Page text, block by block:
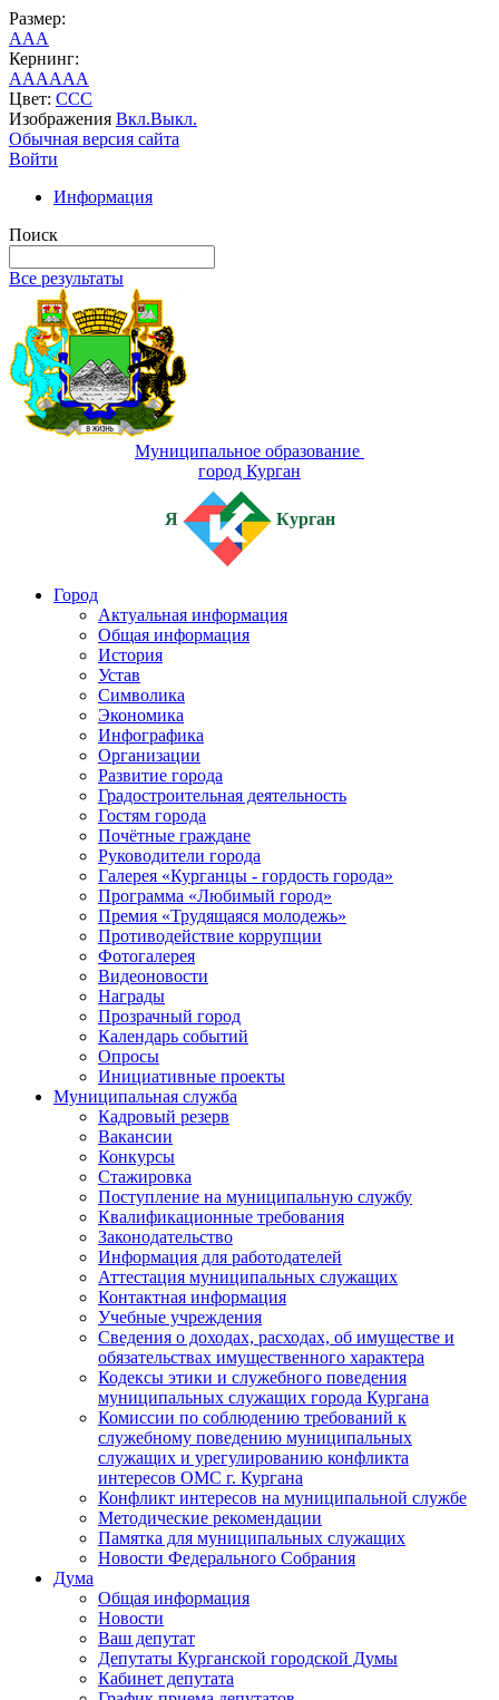
Размер:
AAA
Кернинг:
AAAAAA
Цвет: CCC
Изображения Вкл.Выкл.
Обычная версия сайта
Войти
Информация
Поиск
Все результаты
Муниципальное образование
город Курган
Я Курган
Город
Актуальная информация
Общая информация
История
Устав
Символика
Экономика
Инфографика
Организации
Развитие города
Градостроительная деятельность
Гостям города
Почётные граждане
Руководители города
Галерея «Курганцы - гордость города»
Программа «Любимый город»
Премия «Трудящаяся молодежь»
Противодействие коррупции
Фотогалерея
Видеоновости
Награды
Прозрачный город
Календарь событий
Опросы
Инициативные проекты
Муниципальная служба
Кадровый резерв
Вакансии
Конкурсы
Стажировка
Поступление на муниципальную службу
Квалификационные требования
Законодательство
Информация для работодателей
Аттестация муниципальных служащих
Контактная информация
Учебные учреждения
Сведения о доходах, расходах, об имуществе и
обязательствах имущественного характера
Кодексы этики и служебного поведения
муниципальных служащих города Кургана
Комиссии по соблюдению требований к
служебному поведению муниципальных
служащих и урегулированию конфликта
интересов ОМС г. Кургана
Конфликт интересов на муниципальной службе
Методические рекомендации
Памятка для муниципальных служащих
Новости Федерального Cобрания
Дума
Общая информация
Новости
Ваш депутат
Депутаты Курганской городской Думы
Кабинет депутата